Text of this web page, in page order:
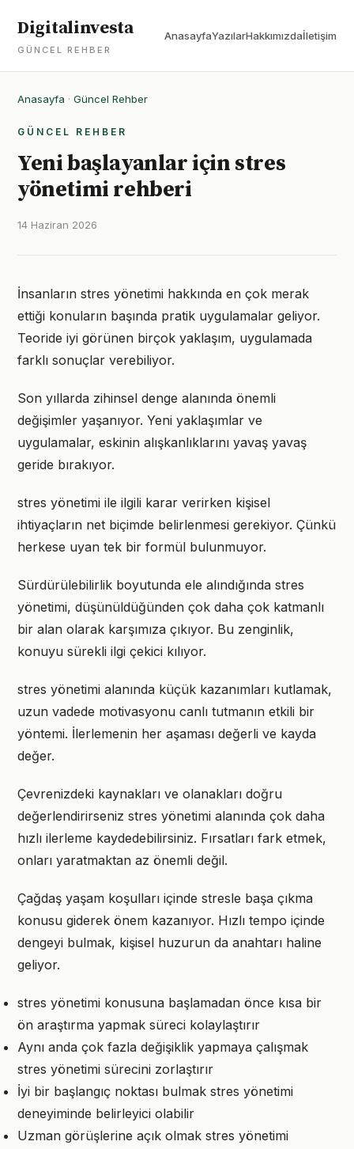
Digitalinvesta
GÜNCEL REHBER
AnasayfaYazılarHakkımızdaİletişim
Anasayfa · Güncel Rehber
GÜNCEL REHBER
Yeni başlayanlar için stres
yönetimi rehberi
14 Haziran 2026
İnsanların stres yönetimi hakkında en çok merak
ettiği konuların başında pratik uygulamalar geliyor.
Teoride iyi görünen birçok yaklaşım, uygulamada
farklı sonuçlar verebiliyor.
Son yıllarda zihinsel denge alanında önemli
değişimler yaşanıyor. Yeni yaklaşımlar ve
uygulamalar, eskinin alışkanlıklarını yavaş yavaş
geride bırakıyor.
stres yönetimi ile ilgili karar verirken kişisel
ihtiyaçların net biçimde belirlenmesi gerekiyor. Çünkü
herkese uyan tek bir formül bulunmuyor.
Sürdürülebilirlik boyutunda ele alındığında stres
yönetimi, düşünüldüğünden çok daha çok katmanlı
bir alan olarak karşımıza çıkıyor. Bu zenginlik,
konuyu sürekli ilgi çekici kılıyor.
stres yönetimi alanında küçük kazanımları kutlamak,
uzun vadede motivasyonu canlı tutmanın etkili bir
yöntemi. İlerlemenin her aşaması değerli ve kayda
değer.
Çevrenizdeki kaynakları ve olanakları doğru
değerlendirirseniz stres yönetimi alanında çok daha
hızlı ilerleme kaydedebilirsiniz. Fırsatları fark etmek,
onları yaratmaktan az önemli değil.
Çağdaş yaşam koşulları içinde stresle başa çıkma
konusu giderek önem kazanıyor. Hızlı tempo içinde
dengeyi bulmak, kişisel huzurun da anahtarı haline
geliyor.
stres yönetimi konusuna başlamadan önce kısa bir
ön araştırma yapmak süreci kolaylaştırır
Aynı anda çok fazla değişiklik yapmaya çalışmak
stres yönetimi sürecini zorlaştırır
İyi bir başlangıç noktası bulmak stres yönetimi
deneyiminde belirleyici olabilir
Uzman görüşlerine açık olmak stres yönetimi